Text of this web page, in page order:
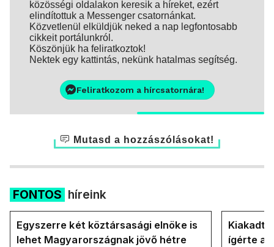
közösségi oldalakon keresik a híreket, ezért
elindítottuk a Messenger csatornánkat.
Közvetlenül elküldjük neked a nap legfontosabb
cikkeit portálunkról.
Köszönjük ha feliratkoztok!
Nektek egy kattintás, nekünk hatalmas segítség.
Feliratkozom a hírcsatornára!
Mutasd a hozzászólásokat!
FONTOS híreink
Egyszerre két köztársasági elnöke is
lehet Magyarországnak jövő hétre
Kiakadt
ígérte a